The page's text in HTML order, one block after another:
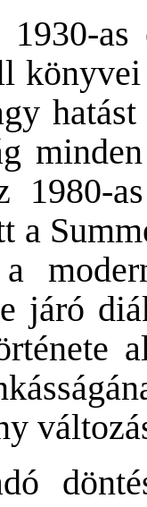
hatást
1980-
a
járó